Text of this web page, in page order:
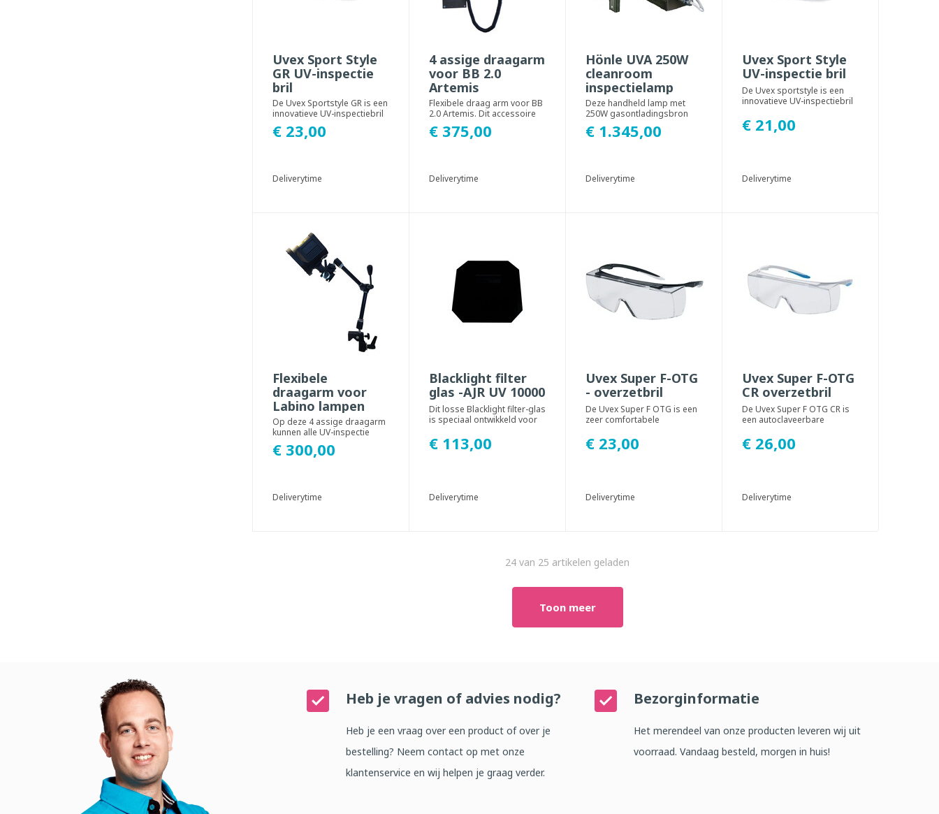
Uvex Sport Style
GR UV-inspectie
bril
De Uvex Sportstyle GR is een
innovatieve UV-inspectiebril
met grijze glazen, een
sportief ...
€ 23,00
Deliverytime
4 assige draagarm
voor BB 2.0
Artemis
Flexibele draag arm voor BB
2.0 Artemis. Dit accessoire
kan aan een muur worden
bevestigd ...
€ 375,00
Deliverytime
Hönle UVA 250W
cleanroom
inspectielamp
Deze handheld lamp met
250W gasontladingsbron
genereert UV(A) licht met een
golflengte van...
€ 1.345,00
Deliverytime
Uvex Sport Style
UV-inspectie bril
De Uvex sportstyle is een
innovatieve UV-inspectiebril
een uite...
€ 21,00
Deliverytime
Flexibele
draagarm voor
Labino lampen
Op deze 4 assige draagarm
kunnen alle UV-inspectie
lampen van Labino
gemonteerd worden. De...
€ 300,00
Deliverytime
Blacklight filter
glas -AJR UV 10000
Dit losse Blacklight filter-glas
is speciaal ontwikkeld voor
inspectielamp...
€ 113,00
Deliverytime
Uvex Super F-OTG
- overzetbril
De Uvex Super F OTG is een
zeer comfortabele
conventionele c...
€ 23,00
Deliverytime
Uvex Super F-OTG
CR overzetbril
De Uvex Super F OTG CR is
een autoclaveerbare
conventionele...
€ 26,00
Deliverytime
24 van 25 artikelen geladen
Toon meer
Heb je vragen of advies nodig?
Heb je een vraag over een product of over je
bestelling? Neem contact op met onze
klantenservice en wij helpen je graag verder.
Bezorginformatie
Het merendeel van onze producten leveren wij uit
voorraad. Vandaag besteld, morgen in huis!